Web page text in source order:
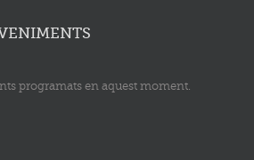
programats en aquest moment.